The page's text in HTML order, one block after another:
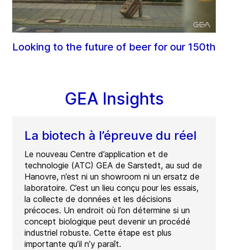
Looking to the future of beer for our 150th
GEA Insights
La biotech à l’épreuve du réel
Le nouveau Centre d’application et de
technologie (ATC) GEA de Sarstedt, au sud de
Hanovre, n’est ni un showroom ni un ersatz de
laboratoire. C’est un lieu conçu pour les essais,
la collecte de données et les décisions
précoces. Un endroit où l’on détermine si un
concept biologique peut devenir un procédé
industriel robuste. Cette étape est plus
importante qu’il n’y paraît.